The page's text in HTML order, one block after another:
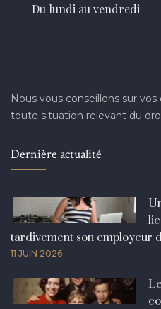
Du lundi au vendredi
Nous vous conseillons sur
toute situation relevant du
Dernière actualité
tardivement son employeur
11 JUIN 2026